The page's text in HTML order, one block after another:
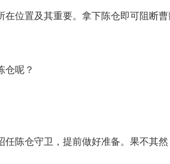
位置及其重要。拿下陈仓即可阻断曹
仓呢？
陈仓守卫，提前做好准备。果不其然